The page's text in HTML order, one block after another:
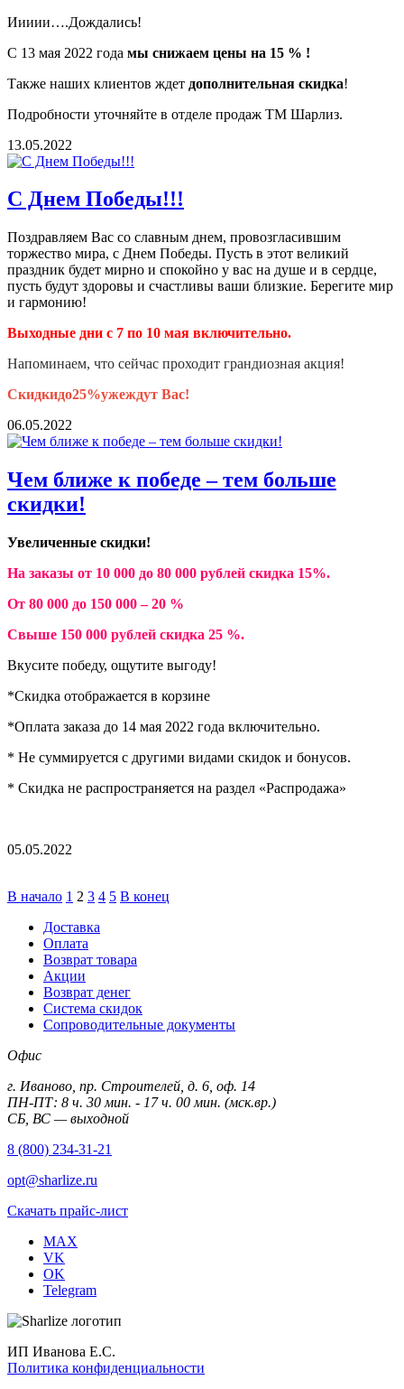
Иииии….Дождались!
С 13 мая 2022 года мы снижаем цены на 15 % !
Также наших клиентов ждет дополнительная скидка!
Подробности уточняйте в отделе продаж ТМ Шарлиз.
13.05.2022
С Днем Победы!!!
Поздравляем Вас со славным днем, провозгласившим
торжество мира, с Днем Победы. Пусть в этот великий
праздник будет мирно и спокойно у вас на душе и в сердце,
пусть будут здоровы и счастливы ваши близкие. Берегите мир
и гармонию!
Выходные дни с 7 по 10 мая включительно.
Напоминаем, что сейчас проходит грандиозная акция!
Скидкидо25%ужеждут Вас!
06.05.2022
Чем ближе к победе – тем больше
скидки!
Увеличенные скидки!
На заказы от 10 000 до 80 000 рублей скидка 15%.
От 80 000 до 150 000 – 20 %
Свыше 150 000 рублей скидка 25 %.
Вкусите победу, ощутите выгоду!
*Скидка отображается в корзине
*Оплата заказа до 14 мая 2022 года включительно.
* Не суммируется с другими видами скидок и бонусов.
* Скидка не распространяется на раздел «Распродажа»
05.05.2022
В начало 1 2 3 4 5 В конец
Доставка
Оплата
Возврат товара
Акции
Возврат денег
Система скидок
Сопроводительные документы
Офис
г. Иваново, пр. Строителей, д. 6, оф. 14
ПН-ПТ: 8 ч. 30 мин. - 17 ч. 00 мин. (мск.вр.)
СБ, ВС — выходной
8 (800) 234-31-21
opt@sharlize.ru
Скачать прайс-лист
MAX
VK
OK
Telegram
ИП Иванова Е.С.
Политика конфиденциальности